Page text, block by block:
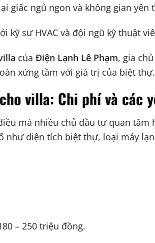
giấc ngủ ngon và không gian yên
kỹ sư HVAC và đội ngũ kỹ thuật
của Điện Lạnh Lê Phạm, gia
xứng tầm với giá trị của biệt thự.
villa: Chi phí và các
mà nhiều chủ đầu tư quan tâm
như diện tích biệt thự, loại máy
– 250 triệu đồng.